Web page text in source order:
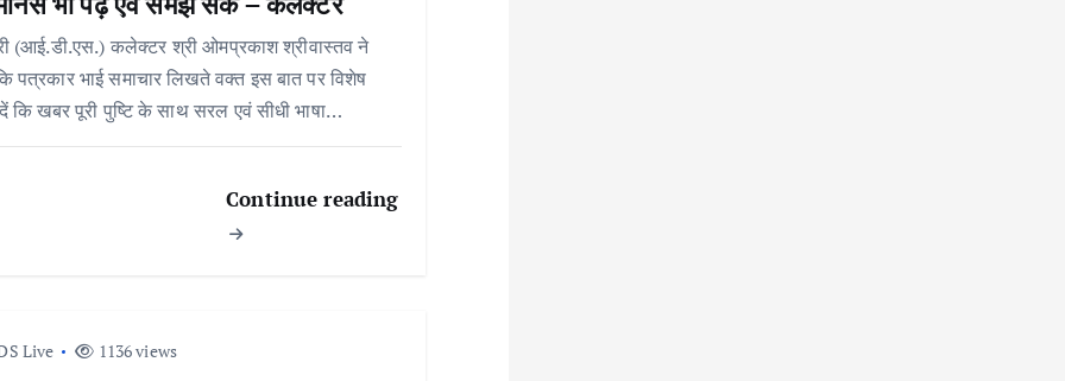
(आई.डी.एस.) कलेक्टर श्री ओमप्रकाश श्रीवास्तव ने
पत्रकार भाई समाचार लिखते वक्त इस बात पर विशेष
कि खबर पूरी पुष्टि के साथ सरल एवं सीधी भाषा…
Continue reading
Live 1136 views